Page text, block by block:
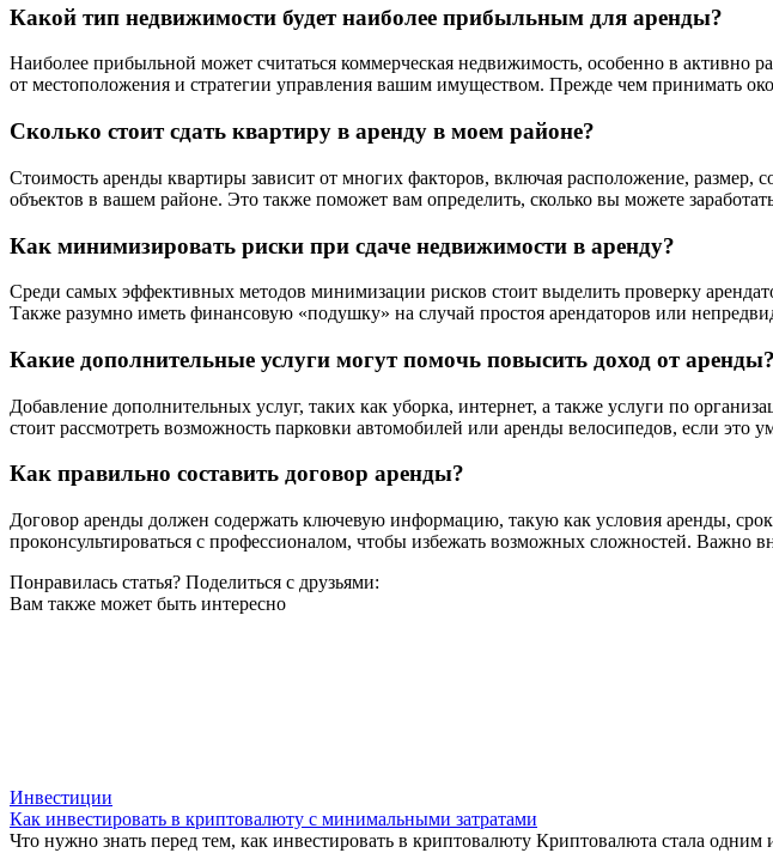
Какой тип недвижимости будет наиболее прибыльным для аренды?
Наиболее прибыльной может считаться коммерческая недвижимость, особенно в
от местоположения и стратегии управления вашим имуществом. Прежде чем принимать
Сколько стоит сдать квартиру в аренду в моем районе?
Стоимость аренды квартиры зависит от многих факторов, включая расположение, размер,
объектов в вашем районе. Это также поможет вам определить, сколько вы можете
Как минимизировать риски при сдаче недвижимости в аренду?
Среди самых эффективных методов минимизации рисков стоит выделить проверку
Также разумно иметь финансовую «подушку» на случай простоя арендаторов или
Какие дополнительные услуги могут помочь повысить доход от аренды?
Добавление дополнительных услуг, таких как уборка, интернет, а также услуги по
стоит рассмотреть возможность парковки автомобилей или аренды велосипедов, если это
Как правильно составить договор аренды?
Договор аренды должен содержать ключевую информацию, такую как условия аренды,
проконсультироваться с профессионалом, чтобы избежать возможных сложностей. Важно
Понравилась статья? Поделиться с друзьями:
Вам также может быть интересно
Инвестиции
Как инвестировать в криптовалюту с минимальными затратами
Что нужно знать перед тем, как инвестировать в криптовалюту Криптовалюта стала одним